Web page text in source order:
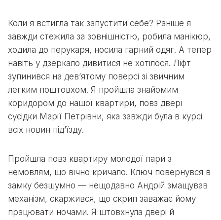
Коли я встигла так запустити себе? Раніше я
завжди стежила за зовнішністю, робила манікюр,
ходила до перукаря, носила гарний одяг. А тепер
навіть у дзеркало дивитися не хотілося. Ліфт
зупинився на дев’ятому поверсі зі звичним
легким поштовхом. Я пройшла знайомим
коридором до нашої квартири, повз двері
сусідки Марії Петрівни, яка завжди була в курсі
всіх новин під’їзду.
Пройшла повз квартиру молодої пари з
немовлям, що вічно кричало. Ключ повернувся в
замку безшумно — нещодавно Андрій змащував
механізм, скаржився, що скрип заважає йому
працювати ночами. Я штовхнула двері й